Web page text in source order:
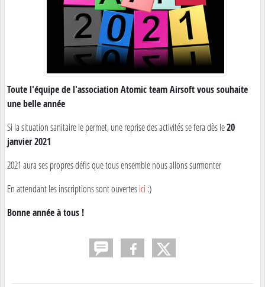
Toute l'équipe de l'association Atomic team Airsoft vous souhaite
une belle année
Si la situation sanitaire le permet, une reprise des activités se fera dès le20
janvier 2021
2021 aura ses propres défis que tous ensemble nous allons surmonter
En attendant les inscriptions sont ouvertesici :)
Bonne année à tous !